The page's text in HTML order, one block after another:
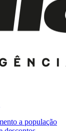
a população